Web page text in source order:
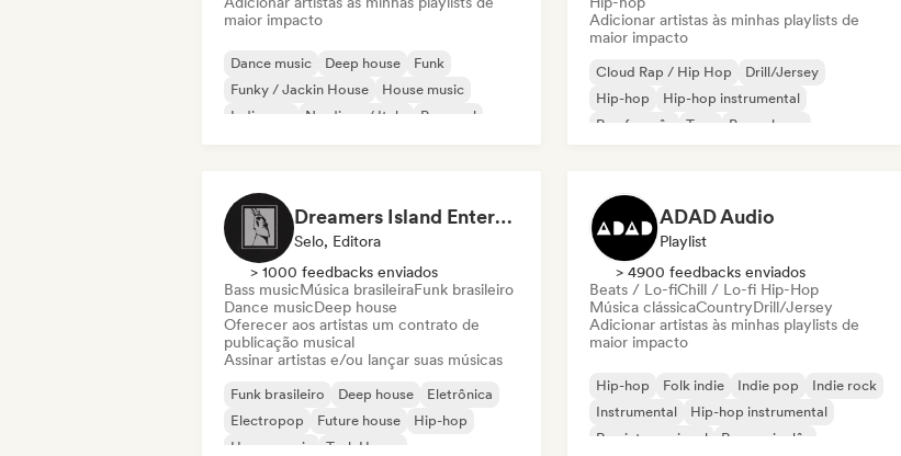
maior impacto
Dance music Deep house
Funk
Funky / Jackin House
House music
Indie pop
Nu-disco / Italo Pop soul
Adicionar artistas às minhas playlists de
maior impacto
Cloud Rap / Hip Hop
Drill/Jersey
Hip-hop
Hip-hop instrumental
Rap francês
Trap
Pop urbano
Dreamers Island Entertainment
Selo, Editora
> 1000 feedbacks enviados
Bass musicMúsica brasileiraFunk brasileiro
Dance musicDeep house
Oferecer aos artistas um contrato de
publicação musical
Assinar artistas e/ou lançar suas músicas
Funk brasileiro Deep house
Eletrônica
Electropop
Future house
Hip-hop
House music
Tech House
ADAD Audio
Playlist
> 4900 feedbacks enviados
Beats / Lo-fiChill / Lo-fi Hip-Hop
Música clássicaCountryDrill/Jersey
Adicionar artistas às minhas playlists de
maior impacto
Hip-hop Folk indie Indie pop
Indie rock
Instrumental
Hip-hop instrumental
Rap internacional
Rap em inglês